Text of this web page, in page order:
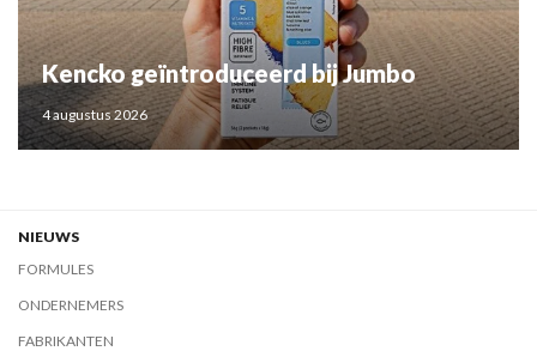
Kencko geïntroduceerd bij Jumbo
4 augustus 2026
NIEUWS
FORMULES
ONDERNEMERS
FABRIKANTEN